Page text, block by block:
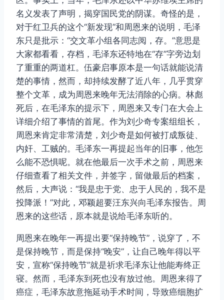
名义发表了声明，揭穿国民党的阴谋。奇怪的是，
对于红卫兵的这个“新发现”和周恩来的说明，毛泽
东只是批示：“交文革小组各同志阅，存。”意思是
大家都看看，存档，毛泽东还特地在“存”字旁边划
了重重的两道杠。伍豪启事原本是一句话就能说清
楚的事情，然而，却持续发酵了近八年，几乎贯穿
整个文革，成为周恩来晚年无法消除的心病。林彪
死后，在毛泽东的提示下，周恩来又专门在大会上
详细介绍了事情的首尾。作为刘少奇专案组组长，
周恩来肯定非常清楚，刘少奇是如何被打成叛徒、
内奸、工贼的。毛泽东一再提起当年的旧事，他怎
么能不恐惧呢。就在他最后一次手术之前，周恩来
仔细查看了相关文件，并签字，留做最后的档案，
然后，大声说：“我是忠于党、忠于人民的，我不是
投降派！”对此，邓颖超要汪东兴向毛泽东报告。周
恩来的这些话，原本就是说给毛泽东听的。
周恩来在晚年一再提出要“保持晚节”，说穿了，不
是保持晚节，而是保持“晚安”，让自己晚年得以平
安，宣称“保持晚节”就是祈求毛泽东让他能寿终正
寝。然而，毛泽东到死也没有放过他。周恩来得了
癌症，毛泽东故意拖延动手术时间，导致癌细胞扩